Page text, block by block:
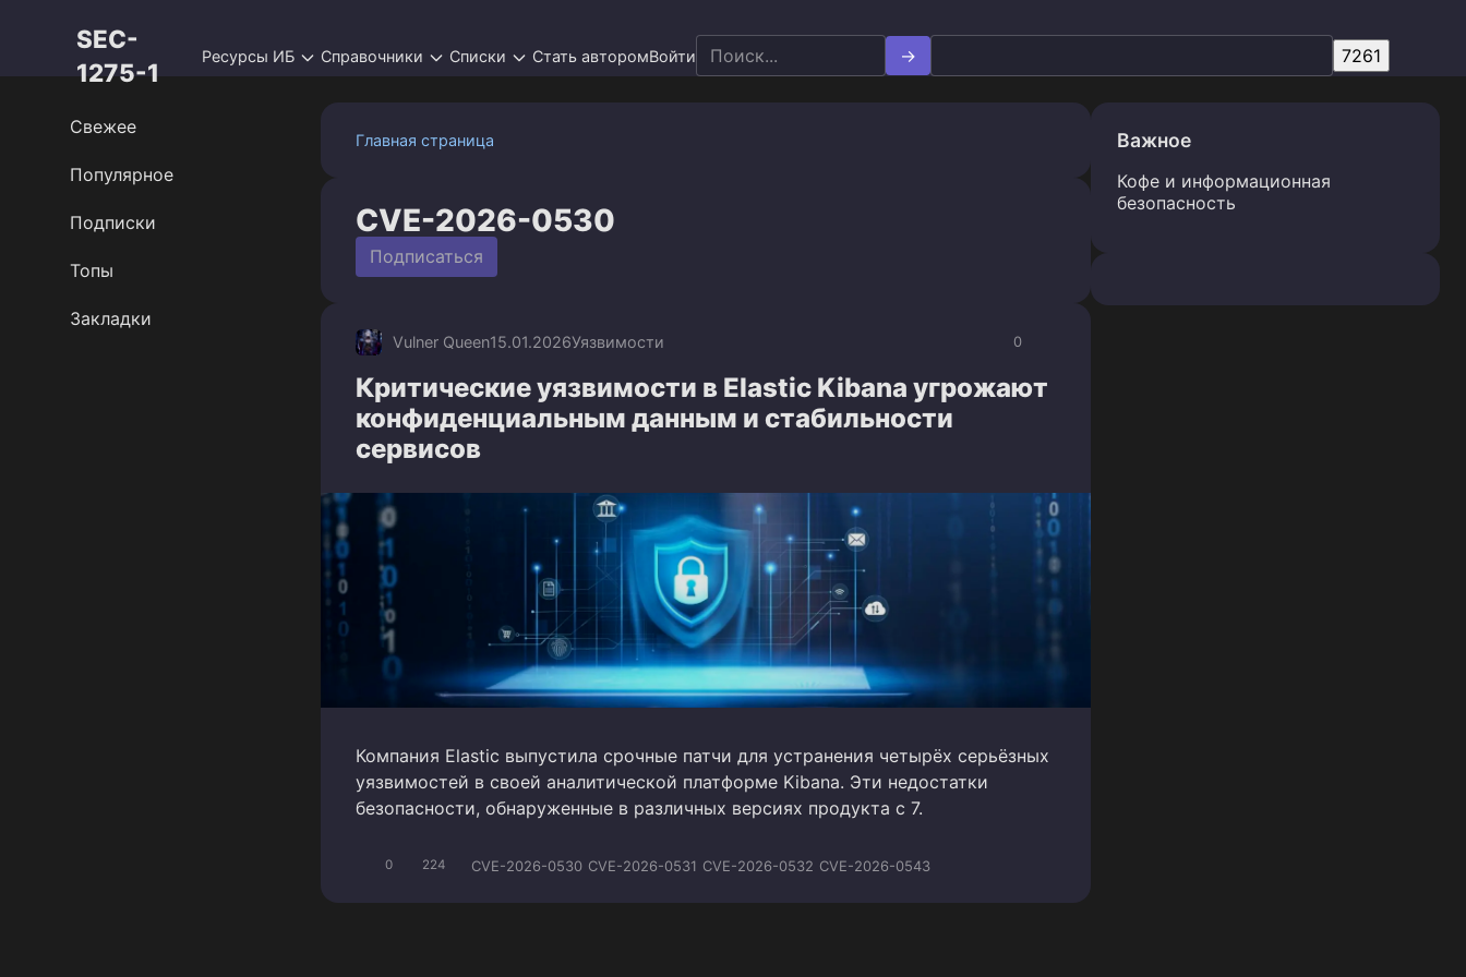
SEC-
1275-1
Ресурсы ИБ Справочники Списки Стать авторомВойти Search
for:
Главная страница
CVE-2026-0530
Подписаться
0
Vulner Queen15.01.2026Уязвимости
Критические уязвимости в Elastic Kibana угрожают
конфиденциальным данным и стабильности
сервисов
Компания Elastic выпустила срочные патчи для устранения четырёх серьёзных
уязвимостей в своей аналитической платформе Kibana. Эти недостатки
безопасности, обнаруженные в различных версиях продукта с 7.
0 224 CVE-2026-0530 CVE-2026-0531 CVE-2026-0532 CVE-2026-0543
Свежее
Популярное
Подписки
Топы
Закладки
Важное
Кофе и информационная
безопасность